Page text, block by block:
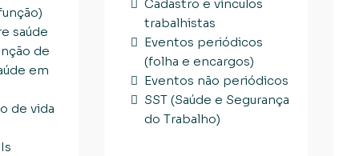
saúde
de
em
de vida
Cadastro e vínculos
trabalhistas
Eventos periódicos
(folha e encargos)
Eventos não periódicos
SST (Saúde e Segurança
do Trabalho)